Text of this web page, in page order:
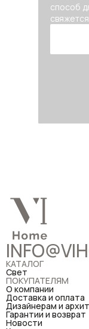
способ
КАТАЛОГ
Свет
ПОКУПАТЕЛЯМ
О компании
Доставка и оплата
Дизайнерам и
Гарантии и возврат
Новости